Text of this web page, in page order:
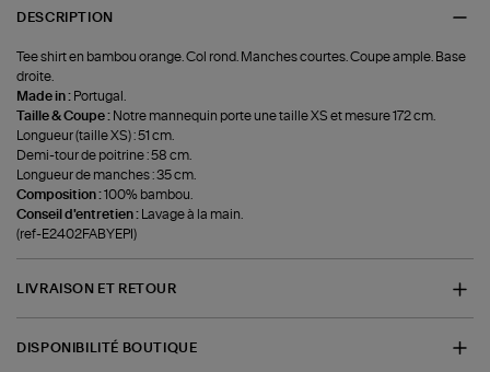
DESCRIPTION
Tee shirt en bambou orange. Col rond. Manches courtes. Coupe ample. Base
droite.
Made in : Portugal.
Taille & Coupe : Notre mannequin porte une taille XS et mesure 172 cm.
Longueur (taille XS) : 51 cm.
Demi-tour de poitrine : 58 cm.
Longueur de manches : 35 cm.
Composition :100% bambou.
Conseil d'entretien : Lavage à la main.
(ref-E2402FABYEPI)
LIVRAISON ET RETOUR
DISPONIBILITÉ BOUTIQUE